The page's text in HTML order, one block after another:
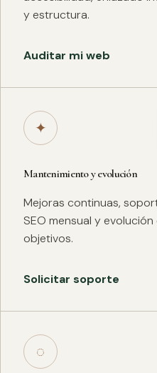
y estructura.
Auditar mi web
✦
Mantenimiento y evolución
Mejoras continuas,
SEO mensual y
objetivos.
Solicitar soporte
◌